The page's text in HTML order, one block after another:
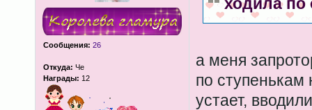
Сообщения: 26
Откуда: Че
Награды: 12
а меня
по ступенькам
устает,